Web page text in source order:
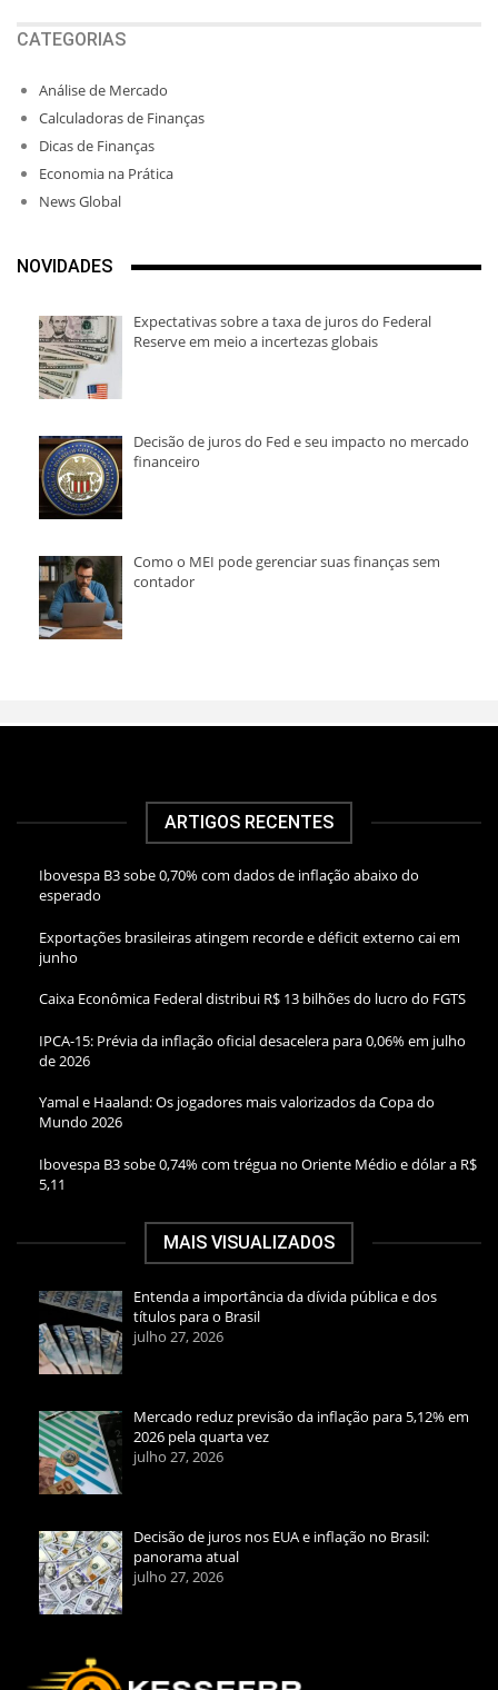
CATEGORIAS
Análise de Mercado
Calculadoras de Finanças
Dicas de Finanças
Economia na Prática
News Global
NOVIDADES
Expectativas sobre a taxa de juros do Federal
Reserve em meio a incertezas globais
Decisão de juros do Fed e seu impacto no mercado
financeiro
Como o MEI pode gerenciar suas finanças sem
contador
ARTIGOS RECENTES
Ibovespa B3 sobe 0,70% com dados de inflação abaixo do
esperado
Exportações brasileiras atingem recorde e déficit externo cai em
junho
Caixa Econômica Federal distribui R$ 13 bilhões do lucro do FGTS
IPCA-15: Prévia da inflação oficial desacelera para 0,06% em julho
de 2026
Yamal e Haaland: Os jogadores mais valorizados da Copa do
Mundo 2026
Ibovespa B3 sobe 0,74% com trégua no Oriente Médio e dólar a R$
5,11
MAIS VISUALIZADOS
Entenda a importância da dívida pública e dos
títulos para o Brasil
julho 27, 2026
Mercado reduz previsão da inflação para 5,12% em
2026 pela quarta vez
julho 27, 2026
Decisão de juros nos EUA e inflação no Brasil:
panorama atual
julho 27, 2026